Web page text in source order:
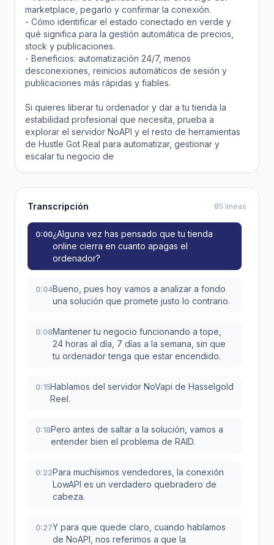
marketplace, pegarlo y confirmar la conexión.
- Cómo identificar el estado conectado en verde y
qué significa para la gestión automática de precios,
stock y publicaciones.
- Beneficios: automatización 24/7, menos
desconexiones, reinicios automáticos de sesión y
publicaciones más rápidas y fiables.
Si quieres liberar tu ordenador y dar a tu tienda la
estabilidad profesional que necesita, prueba a
explorar el servidor NoAPI y el resto de herramientas
de Hustle Got Real para automatizar, gestionar y
escalar tu negocio de
Transcripción 85 líneas
0:00¿Alguna vez has pensado que tu tienda
online cierra en cuanto apagas el
ordenador?
0:04Bueno, pues hoy vamos a analizar a fondo
una solución que promete justo lo contrario.
0:08Mantener tu negocio funcionando a tope,
24 horas al día, 7 días a la semana, sin que
tu ordenador tenga que estar encendido.
0:15Hablamos del servidor NoVapi de Hasselgold
Reel.
0:18Pero antes de saltar a la solución, vamos a
entender bien el problema de RAID.
0:22Para muchísimos vendedores, la conexión
LowAPI es un verdadero quebradero de
cabeza.
0:27Y para que quede claro, cuando hablamos
de NoAPI, nos referimos a que la